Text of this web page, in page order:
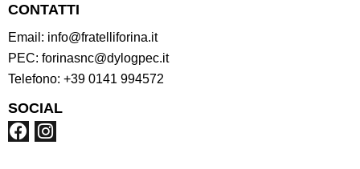
CONTATTI
Email: info@fratelliforina.it
PEC: forinasnc@dylogpec.it
Telefono: +39 0141 994572
SOCIAL